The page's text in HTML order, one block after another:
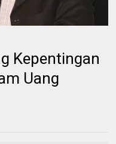
Kepentingan
Uang